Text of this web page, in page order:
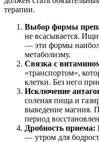
терапии.
Выбор формы
не всасывается.
— эти формы
метаболизму.
Связка с
«транспортом»,
клетки. Без него
Исключение
соленая пища и
выведение магния.
период
Дробность приема:
— утром для